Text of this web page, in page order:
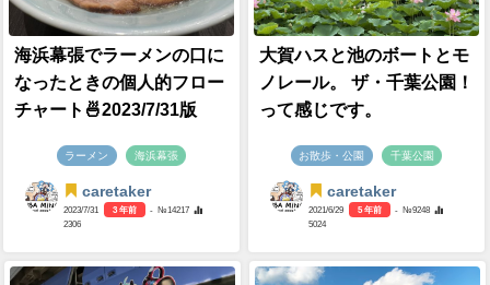
海浜幕張でラーメンの口に
なったときの個人的フロー
チャート🍜2023/7/31版
ラーメン 海浜幕張
caretaker
2023/7/31 3 年前
- №14217
2306
大賀ハスと池のボートとモ
ノレール。 ザ・千葉公園！
って感じです。
お散歩・公園 千葉公園
caretaker
2021/6/29 5 年前
- №9248
5024